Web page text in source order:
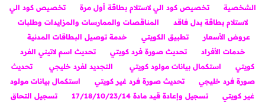
الشخصية
تخصيص كود الي لاستلام بطاقة أول مرة
تخصيص كود الي
لاستلام بطاقة بدل فاقد
المناقصات والممارسات والمزايدات وطلبات
عروض الأسعار
تطبيق الكويتي
خدمة توصيل البطاقات المدنية
خدمات الأفراد
تحديث صورة فرد كويتي
تحديث اسم لاتيني الفرد
كويتي
استكمال بيانات مولود كويتي التجديد لفرد خليجي
تحديث
صورة فرد خليجي
تحديث صورة فرد غير كويتي
استكمال بيانات مولود
غير كويتي
تسجيل وإعادة قيد مادة 17/18/10/23/14
تسجيل التحاق